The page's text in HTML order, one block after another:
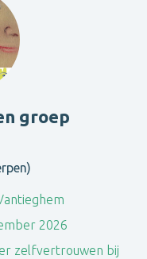
groep
2026
zelfvertrouwen bij